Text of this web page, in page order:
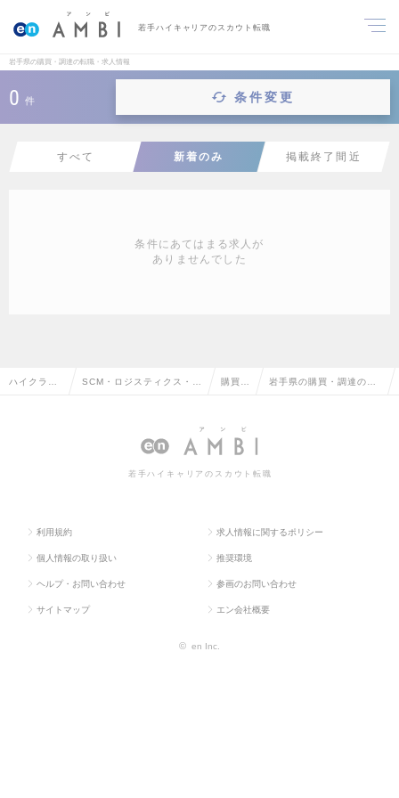
若手ハイキャリアのスカウト転職
岩手県の購買・調達の転職・求人情報
0 件 条件変更
すべて 新着のみ 掲載終了間近
条件にあてはまる求人が
ありませんでした
ハイクラス SCM・ロジスティクス・物 購買・ 岩手県の購買・調達の転
若手ハイキャリアのスカウト転職
利用規約 求人情報に関するポリシー
個人情報の取り扱い 推奨環境
ヘルプ・お問い合わせ 参画のお問い合わせ
サイトマップ エン会社概要
© en Inc.